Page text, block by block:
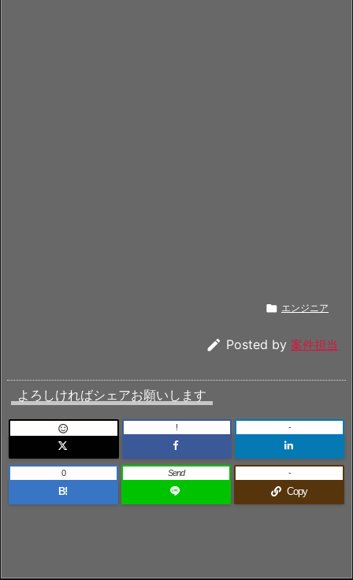
 エンジニア
 Posted by 案件担当
よろしければシェアお願いします
 ! -
B!
0 Send
Copy
-